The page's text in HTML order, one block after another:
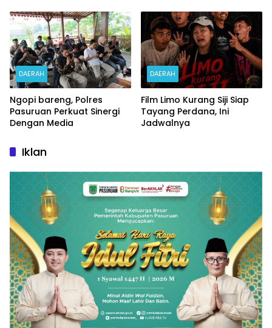
Ghaib dan Doa Bersama
DAERAH
Ngopi bareng, Polres
Pasuruan Perkuat Sinergi
Dengan Media
DAERAH
Film Limo Kurang Siji Siap
Tayang Perdana, Ini
Jadwalnya
Iklan